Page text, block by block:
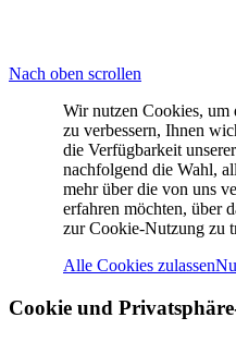
Nach oben scrollen
Wir nutzen Cookies, um
zu verbessern, Ihnen
die Verfügbarkeit
nachfolgend die Wahl,
mehr über die von uns
erfahren möchten, über
zur Cookie-Nutzung zu
Alle Cookies zulassen
Cookie und